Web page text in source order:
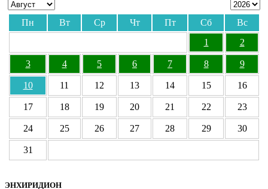
Пн Вт Ср Чт Пт Сб
Вс
1
2
3 4 5 6 7 8 9
10 11 12 13 14 15 16
17 18 19 20 21 22 23
24 25 26 27 28 29 30
31
ЭНХИРИДИОН